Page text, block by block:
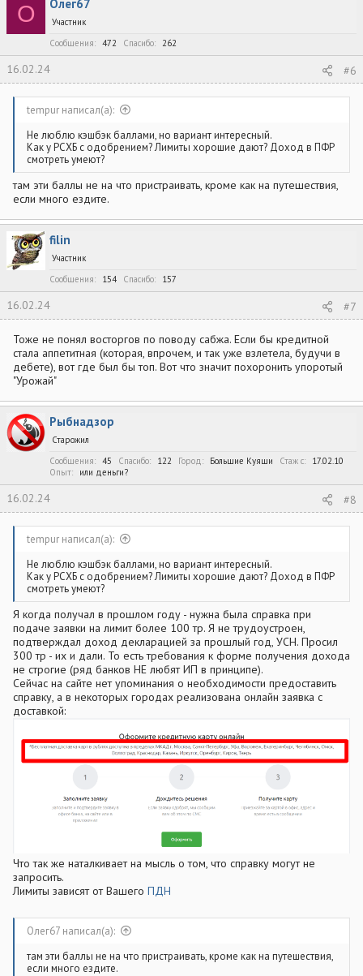
О Олег67
Участник
Сообщения
472 Спасибо 262
16.02.24 #6
tempur написал(а):
Не люблю кэшбэк баллами, но вариант интересный.
Как у РСХБ с одобрением? Лимиты хорошие дают? Доход в ПФР
смотреть умеют?
там эти баллы не на что пристраивать, кроме как на путешествия,
если много ездите.
filin
Участник
Сообщения
154 Спасибо 157
16.02.24 #7
Тоже не понял восторгов по поводу сабжа. Если бы кредитной
стала аппетитная (которая, впрочем, и так уже взлетела, будучи в
дебете), вот где был бы топ. Вот что значит похоронить упоротый
"Урожай"
Рыбнадзор
Старожил
Сообщения
45 Спасибо 122 Город Большие Куяши Стаж c
17.02.10
Опыт
или деньги?
16.02.24 #8
tempur написал(а):
Не люблю кэшбэк баллами, но вариант интересный.
Как у РСХБ с одобрением? Лимиты хорошие дают? Доход в ПФР
смотреть умеют?
Я когда получал в прошлом году - нужна была справка при
подаче заявки на лимит более 100 тр. Я не трудоустроен,
подтверждал доход декларацией за прошлый год, УСН. Просил
300 тр - их и дали. То есть требования к форме получения дохода
не строгие (ряд банков НЕ любят ИП в принципе).
Сейчас на сайте нет упоминания о необходимости предоставить
справку, а в некоторых городах реализована онлайн заявка с
доставкой:
Что так же наталкивает на мысль о том, что справку могут не
запросить.
Лимиты зависят от Вашего ПДН
Олег67 написал(а):
там эти баллы не на что пристраивать, кроме как на путешествия,
если много ездите.